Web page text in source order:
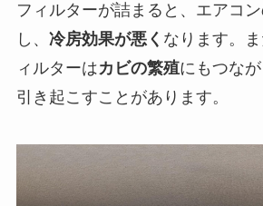
フィルターが詰まると、エアコ
し、 冷房効果が悪く なります。
ィルターはカビの繁殖にもつなが
引き起こすことがあります。